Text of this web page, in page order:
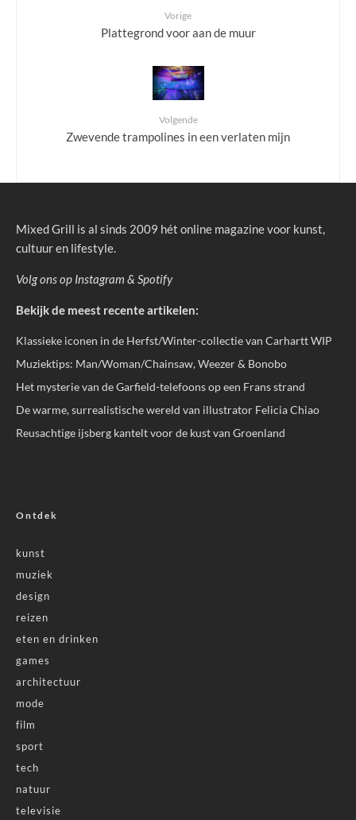
Vorige
Plattegrond voor aan de muur
Volgende
Zwevende trampolines in een verlaten mijn
Mixed Grill is al sinds 2009 hét online magazine voor kunst,
cultuur en lifestyle.
Volg ons op Instagram & Spotify
Bekijk de meest recente artikelen:
Klassieke iconen in de Herfst/Winter-collectie van Carhartt WIP
Muziektips: Man/Woman/Chainsaw, Weezer & Bonobo
Het mysterie van de Garfield-telefoons op een Frans strand
De warme, surrealistische wereld van illustrator Felicia Chiao
Reusachtige ijsberg kantelt voor de kust van Groenland
Ontdek
kunst
muziek
design
reizen
eten en drinken
games
architectuur
mode
film
sport
tech
natuur
televisie